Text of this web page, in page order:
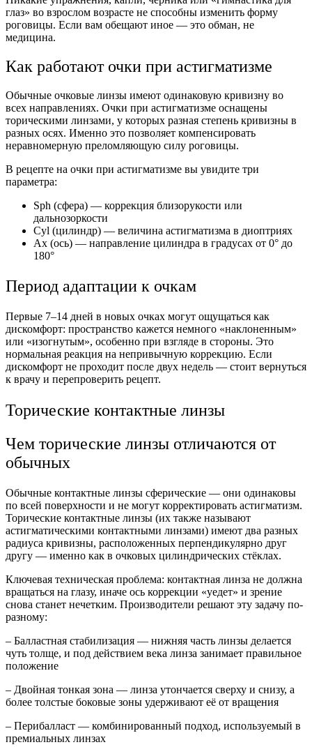
глаз» во взрослом возрасте не способны изменить форму
роговицы. Если вам обещают иное — это обман, не
медицина.
Как работают очки при астигматизме
Обычные очковые линзы имеют одинаковую кривизну во
всех направлениях. Очки при астигматизме оснащены
торическими линзами, у которых разная степень кривизны в
разных осях. Именно это позволяет компенсировать
неравномерную преломляющую силу роговицы.
В рецепте на очки при астигматизме вы увидите три
параметра:
Sph (сфера) — коррекция близорукости или
дальнозоркости
Cyl (цилиндр) — величина астигматизма в диоптриях
Ax (ось) — направление цилиндра в градусах от 0° до
180°
Период адаптации к очкам
Первые 7–14 дней в новых очках могут ощущаться как
дискомфорт: пространство кажется немного «наклоненным»
или «изогнутым», особенно при взгляде в стороны. Это
нормальная реакция на непривычную коррекцию. Если
дискомфорт не проходит после двух недель — стоит вернуться
к врачу и перепроверить рецепт.
Торические контактные линзы
Чем торические линзы отличаются от
обычных
Обычные контактные линзы сферические — они одинаковы
по всей поверхности и не могут корректировать астигматизм.
Торические контактные линзы (их также называют
астигматическими контактными линзами) имеют два разных
радиуса кривизны, расположенных перпендикулярно друг
другу — именно как в очковых цилиндрических стёклах.
Ключевая техническая проблема: контактная линза не должна
вращаться на глазу, иначе ось коррекции «уедет» и зрение
снова станет нечетким. Производители решают эту задачу по-
разному:
– Балластная стабилизация — нижняя часть линзы делается
чуть толще, и под действием века линза занимает правильное
положение
– Двойная тонкая зона — линза утончается сверху и снизу, а
более толстые боковые зоны удерживают её от вращения
– Перибалласт — комбинированный подход, используемый в
премиальных линзах